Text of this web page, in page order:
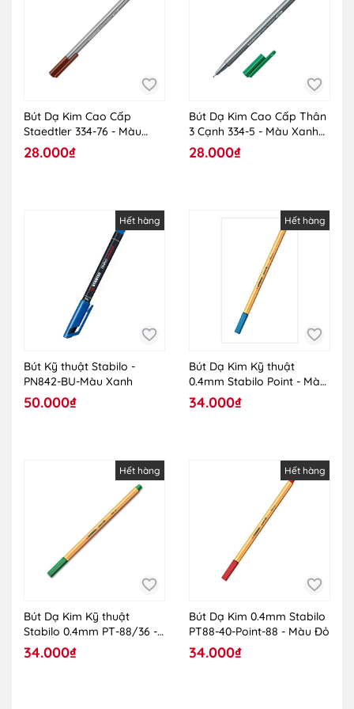
Bút Dạ Kim Cao Cấp
Staedtler 334-76 - Màu
Nâu
28.000₫
Bút Dạ Kim Cao Cấp Thân
3 Cạnh 334-5 - Màu Xanh
Lá
28.000₫
Hết hàng
Bút Kỹ thuật Stabilo -
PN842-BU-Màu Xanh
50.000₫
Hết hàng
Bút Dạ Kim Kỹ thuật
0.4mm Stabilo Point - Màu
Xanh Coban
34.000₫
Hết hàng
Bút Dạ Kim Kỹ thuật
Stabilo 0.4mm PT-88/36 -
Màu Xanh Lá
34.000₫
Hết hàng
Bút Dạ Kim 0.4mm Stabilo
PT88-40-Point-88 - Màu Đỏ
34.000₫